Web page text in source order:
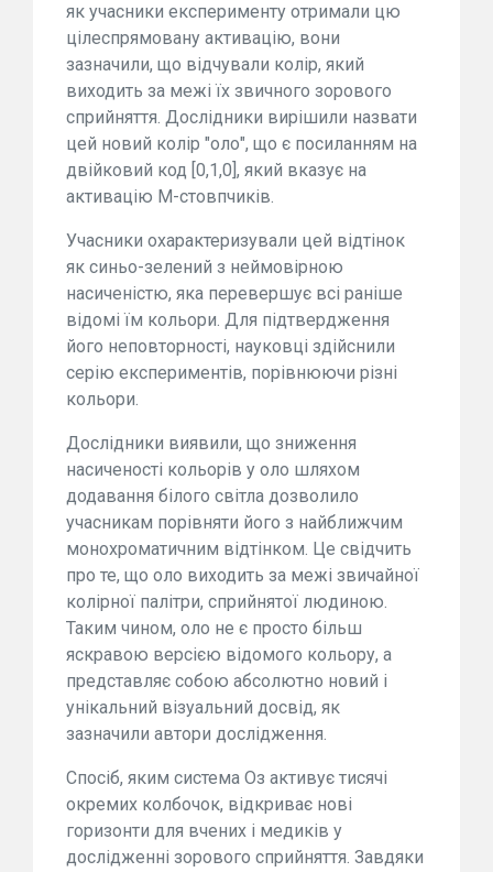
як учасники експерименту отримали цю
цілеспрямовану активацію, вони
зазначили, що відчували колір, який
виходить за межі їх звичного зорового
сприйняття. Дослідники вирішили назвати
цей новий колір "оло", що є посиланням на
двійковий код [0,1,0], який вказує на
активацію М-стовпчиків.
Учасники охарактеризували цей відтінок
як синьо-зелений з неймовірною
насиченістю, яка перевершує всі раніше
відомі їм кольори. Для підтвердження
його неповторності, науковці здійснили
серію експериментів, порівнюючи різні
кольори.
Дослідники виявили, що зниження
насиченості кольорів у оло шляхом
додавання білого світла дозволило
учасникам порівняти його з найближчим
монохроматичним відтінком. Це свідчить
про те, що оло виходить за межі звичайної
колірної палітри, сприйнятої людиною.
Таким чином, оло не є просто більш
яскравою версією відомого кольору, а
представляє собою абсолютно новий і
унікальний візуальний досвід, як
зазначили автори дослідження.
Спосіб, яким система Оз активує тисячі
окремих колбочок, відкриває нові
горизонти для вчених і медиків у
дослідженні зорового сприйняття. Завдяки